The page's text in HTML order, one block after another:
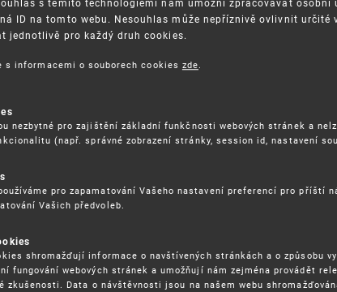
služeb - 5.8.2026
jinak (aneb když se značky hádají
17. 9. 2026
tržištích nacházejících se mimo
porušování IPR
ID na tomto webu. Nesouhlas může nepříznivě ovlivnit určité
jednotlivě pro každý druh cookies.
s informacemi o souborech cookies zde
nezbytné pro zajištění základní funkčnosti webových stránek a
(např. správné zobrazení stránky, session id, nastavení
pro zapamatování Vašeho nastavení preferencí pro příští
Vašich předvoleb.
shromažďují informace o navštívených stránkách a o způsobu
fungování webových stránek a umožňují nám zejména provádět
zkušenosti. Data o návštěvnosti jsou na našem webu